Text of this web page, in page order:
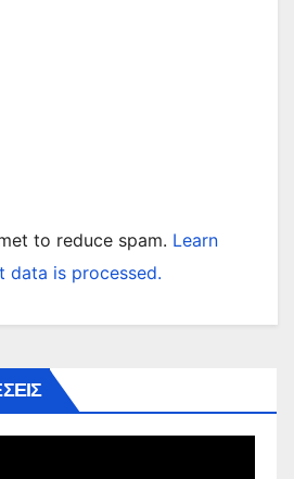
to reduce spam. Learn
data is processed.